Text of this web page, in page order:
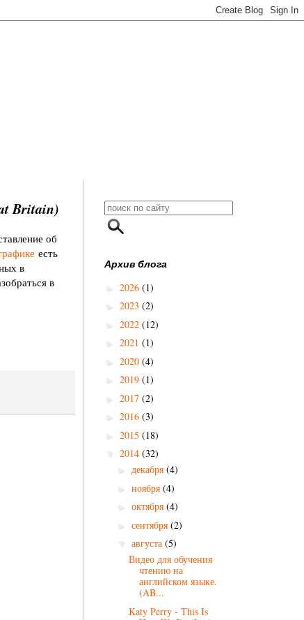
Britain)
об
есть
в
в
Архив блога
► 2026 (1)
► 2023 (2)
► 2022 (12)
► 2021 (1)
► 2020 (4)
► 2019 (1)
► 2017 (2)
► 2016 (3)
► 2015 (18)
▼ 2014 (32)
► декабря (4)
► ноября (4)
► октября (4)
► сентября (2)
▼ августа (5)
Видео для обучения
чтению на
английском языке.
(AB...
Katy Perry - This Is